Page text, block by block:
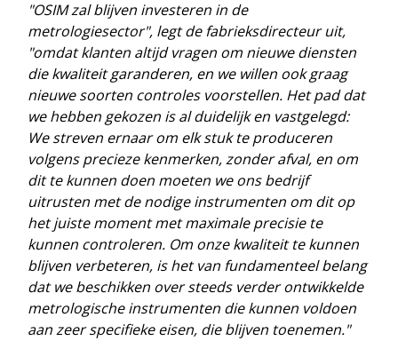
"OSIM zal blijven investeren in de
metrologiesector", legt de fabrieksdirecteur uit,
"omdat klanten altijd vragen om nieuwe diensten
die kwaliteit garanderen, en we willen ook graag
nieuwe soorten controles voorstellen. Het pad dat
we hebben gekozen is al duidelijk en vastgelegd:
We streven ernaar om elk stuk te produceren
volgens precieze kenmerken, zonder afval, en om
dit te kunnen doen moeten we ons bedrijf
uitrusten met de nodige instrumenten om dit op
het juiste moment met maximale precisie te
kunnen controleren. Om onze kwaliteit te kunnen
blijven verbeteren, is het van fundamenteel belang
dat we beschikken over steeds verder ontwikkelde
metrologische instrumenten die kunnen voldoen
aan zeer specifieke eisen, die blijven toenemen."